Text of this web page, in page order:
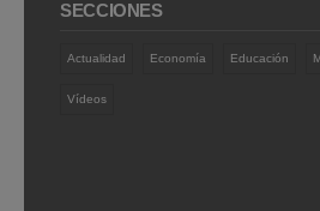
SECCIONES
Actualidad Economía Educación
Vídeos